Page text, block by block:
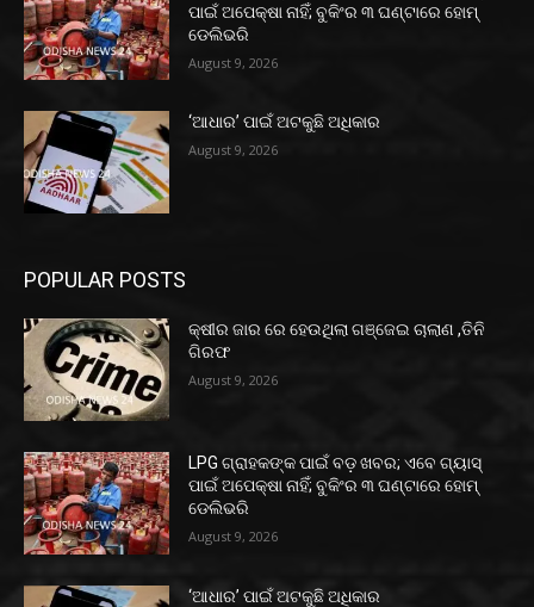
ପାଇଁ ଅପେକ୍ଷା ନାହିଁ; ବୁକିଂର ୩ ଘଣ୍ଟାରେ ହୋମ୍‌
ଡେଲିଭରି
August 9, 2026
‘ଆଧାର’ ପାଇଁ ଅଟକୁଛି ଅଧିକାର
August 9, 2026
POPULAR POSTS
କ୍ଷୀର ଜାର ରେ ହେଉଥିଲା ଗଞ୍ଜେଇ ଚାଲାଣ ,ତିନି
ଗିରଫ
August 9, 2026
LPG ଗ୍ରାହକଙ୍କ ପାଇଁ ବଡ଼ ଖବର; ଏବେ ଗ୍ୟାସ୍‌
ପାଇଁ ଅପେକ୍ଷା ନାହିଁ; ବୁକିଂର ୩ ଘଣ୍ଟାରେ ହୋମ୍‌
ଡେଲିଭରି
August 9, 2026
‘ଆଧାର’ ପାଇଁ ଅଟକୁଛି ଅଧିକାର